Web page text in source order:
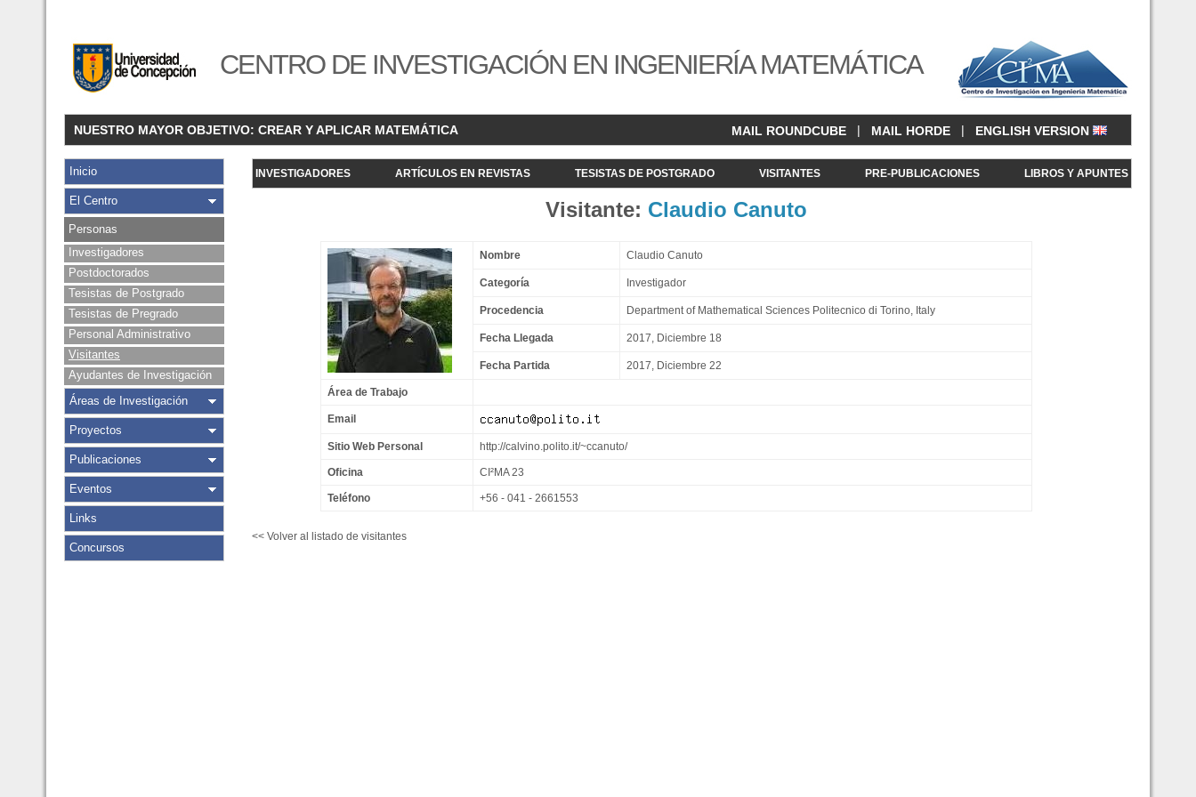
CENTRO DE INVESTIGACIÓN EN INGENIERÍA MATEMÁTICA
NUESTRO MAYOR OBJETIVO: CREAR Y APLICAR MATEMÁTICA MAIL ROUNDCUBE | MAIL HORDE | ENGLISH VERSION
Inicio
El Centro
Personas
Investigadores
Postdoctorados
Tesistas de Postgrado
Tesistas de Pregrado
Personal Administrativo
Visitantes
Ayudantes de Investigación
Áreas de Investigación
Proyectos
Publicaciones
Eventos
Links
Concursos
INVESTIGADORES ARTÍCULOS EN REVISTAS TESISTAS DE POSTGRADO VISITANTES PRE-PUBLICACIONES LIBROS Y APUNTES
Visitante: Claudio Canuto
Nombre Claudio Canuto
Categoría Investigador
Procedencia Department of Mathematical Sciences Politecnico di Torino, Italy
Fecha Llegada 2017, Diciembre 18
Fecha Partida 2017, Diciembre 22
Área de Trabajo
Email
Sitio Web Personal http://calvino.polito.it/~ccanuto/
Oficina CI²MA 23
Teléfono +56 - 041 - 2661553
<< Volver al listado de visitantes